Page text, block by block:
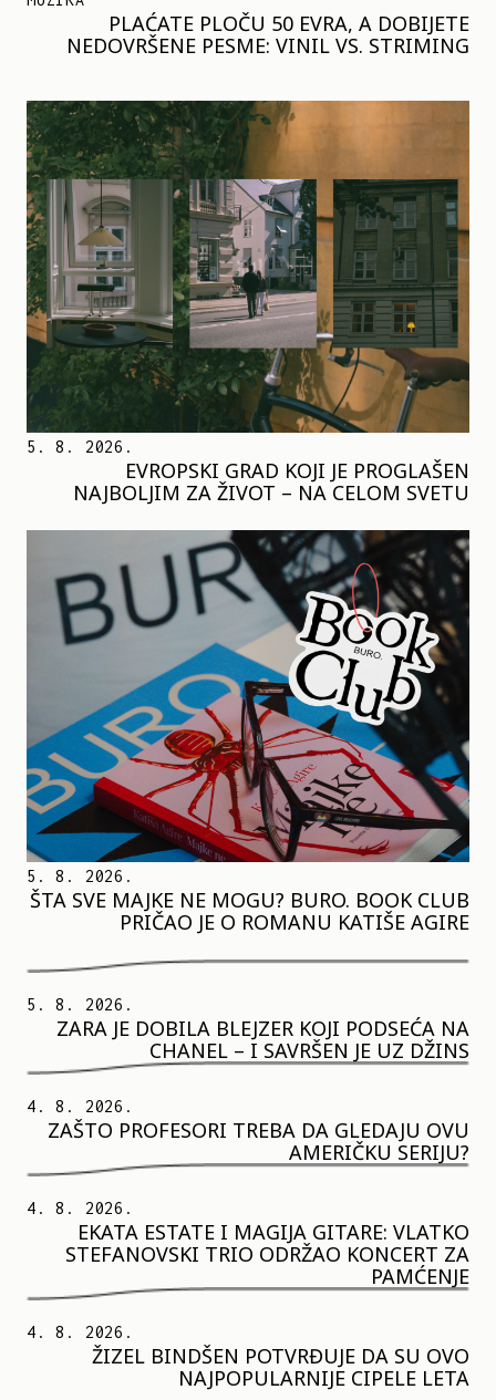
PLAĆATE PLOČU 50 EVRA, A DOBIJETE
NEDOVRŠENE PESME: VINIL VS. STRIMING
5. 8. 2026.
EVROPSKI GRAD KOJI JE PROGLAŠEN
NAJBOLJIM ZA ŽIVOT – NA CELOM SVETU
5. 8. 2026.
ŠTA SVE MAJKE NE MOGU? BURO. BOOK CLUB
PRIČAO JE O ROMANU KATIŠE AGIRE
5. 8. 2026.
ZARA JE DOBILA BLEJZER KOJI PODSEĆA NA
CHANEL – I SAVRŠEN JE UZ DŽINS
4. 8. 2026.
ZAŠTO PROFESORI TREBA DA GLEDAJU OVU
AMERIČKU SERIJU?
4. 8. 2026.
EKATA ESTATE I MAGIJA GITARE: VLATKO
STEFANOVSKI TRIO ODRŽAO KONCERT ZA
PAMĆENJE
4. 8. 2026.
ŽIZEL BINDŠEN POTVRĐUJE DA SU OVO
NAJPOPULARNIJE CIPELE LETA